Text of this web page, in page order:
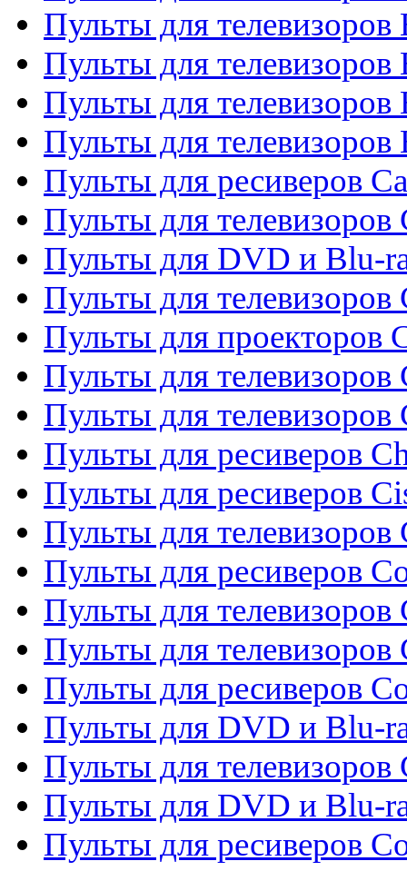
Пульты для телевизоров
Пульты для телевизоров
Пульты для телевизоров
Пульты для телевизоров
Пульты для ресиверов
Пульты для телевизоров
Пульты для DVD и Blu-
Пульты для телевизоров
Пульты для проекторов
Пульты для телевизоров
Пульты для телевизоров
Пульты для ресиверов
Пульты для ресиверов
Пульты для телевизоров
Пульты для ресиверов
Пульты для телевизоров
Пульты для телевизоров
Пульты для ресиверов
Пульты для DVD и Blu-
Пульты для телевизоров
Пульты для DVD и Blu-
Пульты для ресиверов